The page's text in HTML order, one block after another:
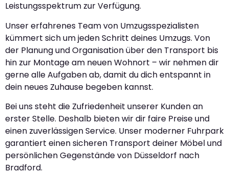
Leistungsspektrum zur Verfügung.
Unser erfahrenes Team von Umzugsspezialisten
kümmert sich um jeden Schritt deines Umzugs. Von
der Planung und Organisation über den Transport bis
hin zur Montage am neuen Wohnort – wir nehmen dir
gerne alle Aufgaben ab, damit du dich entspannt in
dein neues Zuhause begeben kannst.
Bei uns steht die Zufriedenheit unserer Kunden an
erster Stelle. Deshalb bieten wir dir faire Preise und
einen zuverlässigen Service. Unser moderner Fuhrpark
garantiert einen sicheren Transport deiner Möbel und
persönlichen Gegenstände von Düsseldorf nach
Bradford.